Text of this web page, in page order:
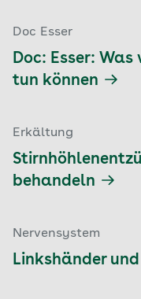
Doc Esser
Doc: Esser:
tun können
Erkältung
behandeln
Nervensystem
Linkshänder